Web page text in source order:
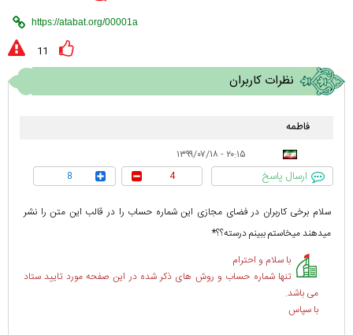
11
نظرات کاربران
فاطمه
۲۰:۱۵ - ۱۳۹۹/۰۷/۱۸
ارسال پاسخ 4
8
سلام برخى كاربران در فضاى مجازى اين شماره حساب را در قالب اين متن را نشر
ميدهند ميخاستم ببينم درسته؟؟*
با سلام و احترام
تنها شماره حساب و روش های ذکر شده در این صفحه مورد تایید ستاد
می باشد.
با سپاس